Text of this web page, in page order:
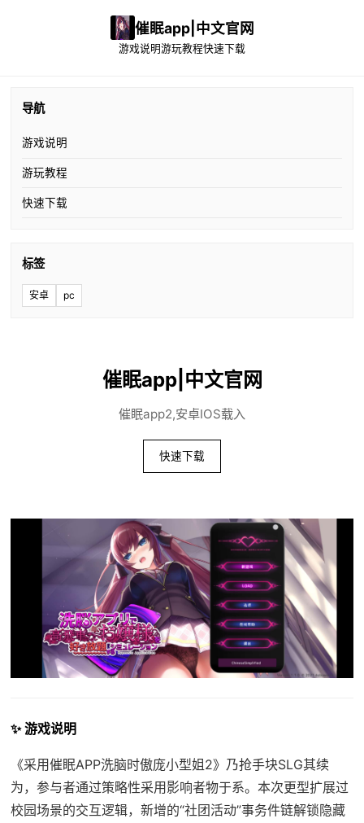
催眠app|中文官网
游戏说明游玩教程快速下载
导航
游戏说明
游玩教程
快速下载
标签
安卓 pc
催眠app|中文官网
催眠app2,安卓IOS载入
快速下载
✨ 游戏说明
《采用催眠APP洗脑时傲庞小型姐2》乃抢手块SLG其续
为，参与者通过策略性采用影响者物于系。本次更型扩展过
校园场景的交互逻辑，新增的“社团活动”事务件链解锁隐藏